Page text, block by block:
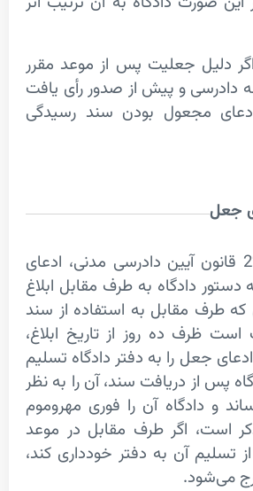
پس از موعد مقرر
پیش از صدور رأی یافت
بودن سند رسیدگی
220 قانون آیین دادرسی مدنی، ادعای
به طرف مقابل ابلاغ
به استفاده از سند
روز از تاریخ ابلاغ،
به دفتر دادگاه تسلیم
سند، آن را به نظر
آن را فوری مهروموم
طرف مقابل در موعد
به دفتر خودداری کند،